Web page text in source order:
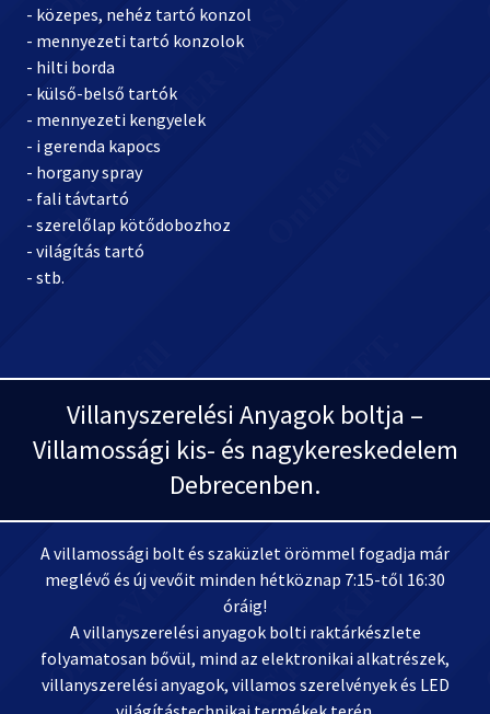
- közepes, nehéz tartó konzol
- mennyezeti tartó konzolok
- hilti borda
- külső-belső tartók
- mennyezeti kengyelek
- i gerenda kapocs
- horgany spray
- fali távtartó
- szerelőlap kötődobozhoz
- világítás tartó
- stb.
Villanyszerelési Anyagok boltja –
Villamossági kis- és nagykereskedelem
Debrecenben.
A villamossági bolt és szaküzlet örömmel fogadja már
meglévő és új vevőit minden hétköznap 7:15-től 16:30
óráig!
A villanyszerelési anyagok bolti raktárkészlete
folyamatosan bővül, mind az elektronikai alkatrészek,
villanyszerelési anyagok, villamos szerelvények és LED